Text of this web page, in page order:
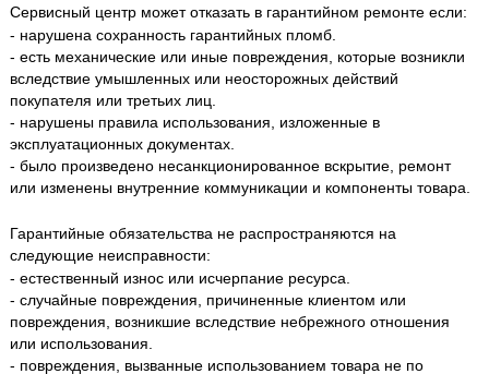
Сервисный центр может отказать в гарантийном ремонте если:
- нарушена сохранность гарантийных пломб.
- есть механические или иные повреждения, которые возникли
вследствие умышленных или неосторожных действий
покупателя или третьих лиц.
- нарушены правила использования, изложенные в
эксплуатационных документах.
- было произведено несанкционированное вскрытие, ремонт
или изменены внутренние коммуникации и компоненты товара.
Гарантийные обязательства не распространяются на
следующие неисправности:
- естественный износ или исчерпание ресурса.
- случайные повреждения, причиненные клиентом или
повреждения, возникшие вследствие небрежного отношения
или использования.
- повреждения, вызванные использованием товара не по